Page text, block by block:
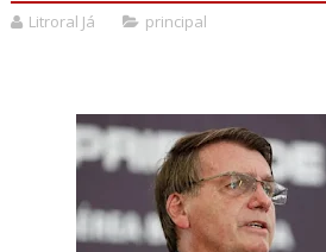
Litroral Já principal